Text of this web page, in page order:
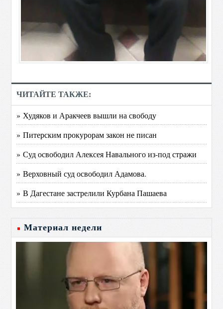
ЧИТАЙТЕ ТАКЖЕ:
» Худяков и Аракчеев вышли на свободу
» Питерским прокурорам закон не писан
» Суд освободил Алексея Навального из-под стражи
» Верховный суд освободил Адамова.
» В Дагестане застрелили Курбана Пашаева
Материал недели